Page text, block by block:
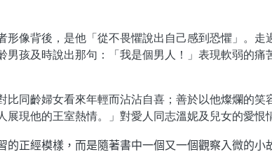
像背後，是他「從不畏懼說出自己感到恐懼」。走
孩及時說出那句：「我是個男人！」表現軟弱的痛
同齡婦女看來年輕而沾沾自喜；善於以他燦爛的笑
現他的王室熱情。」對愛人同志溫妮及兒女的愛恨
正經模樣，而是隨著書中一個又一個觀察入微的小